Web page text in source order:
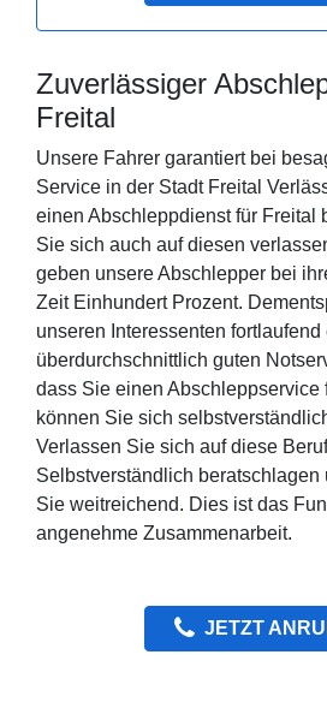
Zuverlässiger
Freital
Unsere Fahrer garantiert bei
Service in der Stadt Freital
einen Abschleppdienst für Freital
Sie sich auch auf diesen
geben unsere Abschlepper bei
Zeit Einhundert Prozent.
unseren Interessenten fortlaufend
überdurchschnittlich guten
dass Sie einen Abschleppservice
können Sie sich
Verlassen Sie sich auf diese
Selbstverständlich beratschlagen
Sie weitreichend. Dies ist das
angenehme Zusammenarbeit.
JETZT